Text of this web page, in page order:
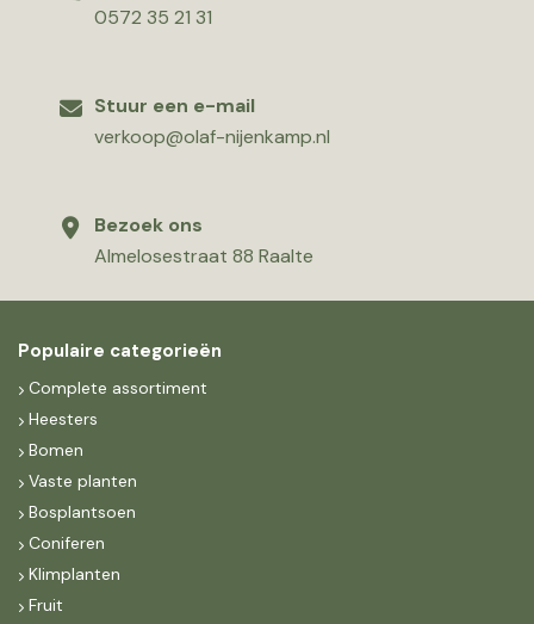
0572 35 21 31
Stuur een e-mail
verkoop@olaf-nijenkamp.nl
Bezoek ons
Almelosestraat 88 Raalte
Populaire categorieën
Complete assortiment
Heesters
Bomen
Vaste planten
Bosplantsoen
Coniferen
Klimplanten
Fruit